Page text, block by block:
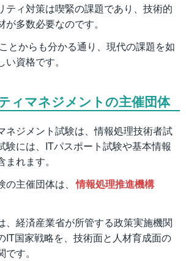
ティ対策は喫緊の課題であり、技術的
多数必要なのです。
とからも分かる通り、現代の課題を如
資格です。
ィマネジメントの主催団体
ネジメント試験は、情報処理技術者試
験には、ITパスポート試験や基本情報
れます。
主催団体は、 情報処理推進機構
、経済産業省が所管する政策実施機関
IT国家戦略を、技術面と人材育成面の
す。